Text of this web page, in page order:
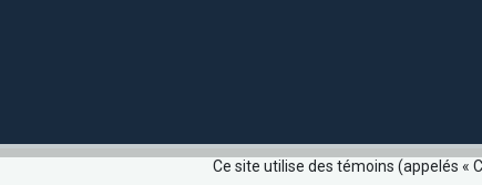
Ce site utilise des témoins (appelés «